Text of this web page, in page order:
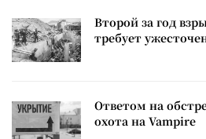
Второй за год
требует
Ответом на
охота на Vampire